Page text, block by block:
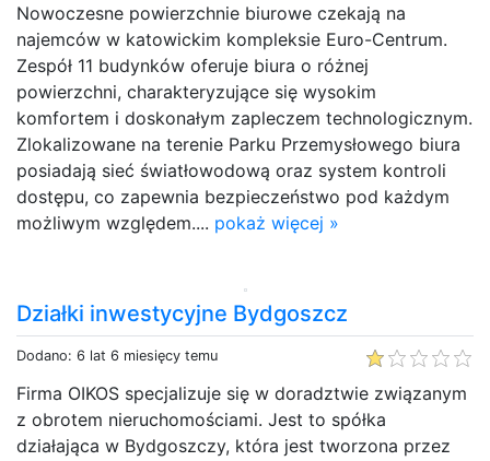
Nowoczesne powierzchnie biurowe czekają na
najemców w katowickim kompleksie Euro-Centrum.
Zespół 11 budynków oferuje biura o różnej
powierzchni, charakteryzujące się wysokim
komfortem i doskonałym zapleczem technologicznym.
Zlokalizowane na terenie Parku Przemysłowego biura
posiadają sieć światłowodową oraz system kontroli
dostępu, co zapewnia bezpieczeństwo pod każdym
możliwym względem.... pokaż więcej »
Działki inwestycyjne Bydgoszcz
Dodano: 6 lat 6 miesięcy temu
Firma OIKOS specjalizuje się w doradztwie związanym
z obrotem nieruchomościami. Jest to spółka
działająca w Bydgoszczy, która jest tworzona przez